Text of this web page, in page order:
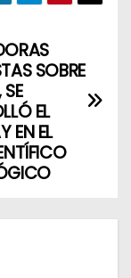
SOBRE
SE
EL
EN EL